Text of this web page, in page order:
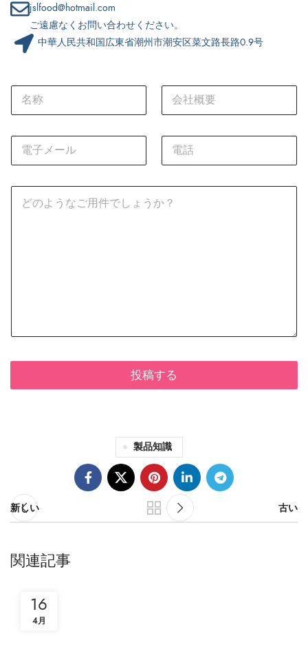
jslfood@hotmail.com
ご遠慮なくお問い合わせください。
中華人民共和国広東省潮州市潮安区菜文路長路0.9号
投稿する
製品知識
新しい 古い
関連記事
16
4月